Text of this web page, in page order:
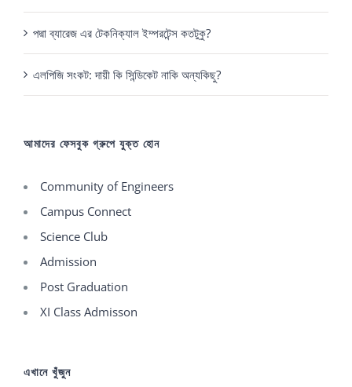
পদ্মা ব্যারেজ এর টেকনিক্যাল ইম্পরটেন্স কতটুকু?
এলপিজি সংকট: দায়ী কি সিন্ডিকেট নাকি অন্যকিছু?
আমাদের ফেসবুক গ্রুপে যুক্ত হোন
Community of Engineers
Campus Connect
Science Club
Admission
Post Graduation
XI Class Admisson
এখানে খুঁজুন